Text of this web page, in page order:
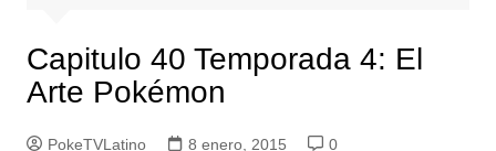
Capitulo 40 Temporada 4: El
Arte Pokémon
PokeTVLatino 8 enero, 2015
0